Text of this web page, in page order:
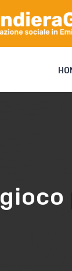
gioco